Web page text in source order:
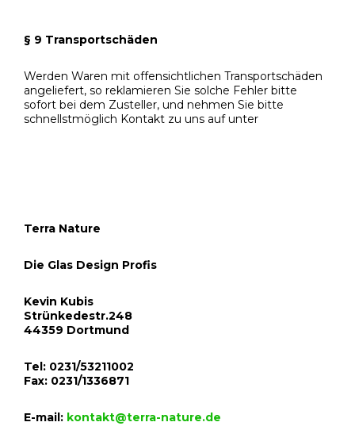
§ 9 Transportschäden
Werden Waren mit offensichtlichen Transportschäden
angeliefert, so reklamieren Sie solche Fehler bitte
sofort bei dem Zusteller, und nehmen Sie bitte
schnellstmöglich Kontakt zu uns auf unter
Terra Nature
Die Glas Design Profis
Kevin Kubis
Strünkedestr.248
44359 Dortmund
Tel: 0231/53211002
Fax: 0231/1336871
E-mail: kontakt@terra-nature.de